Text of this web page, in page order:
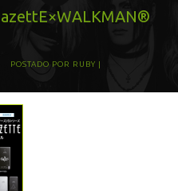
POSTADO POR RUBY